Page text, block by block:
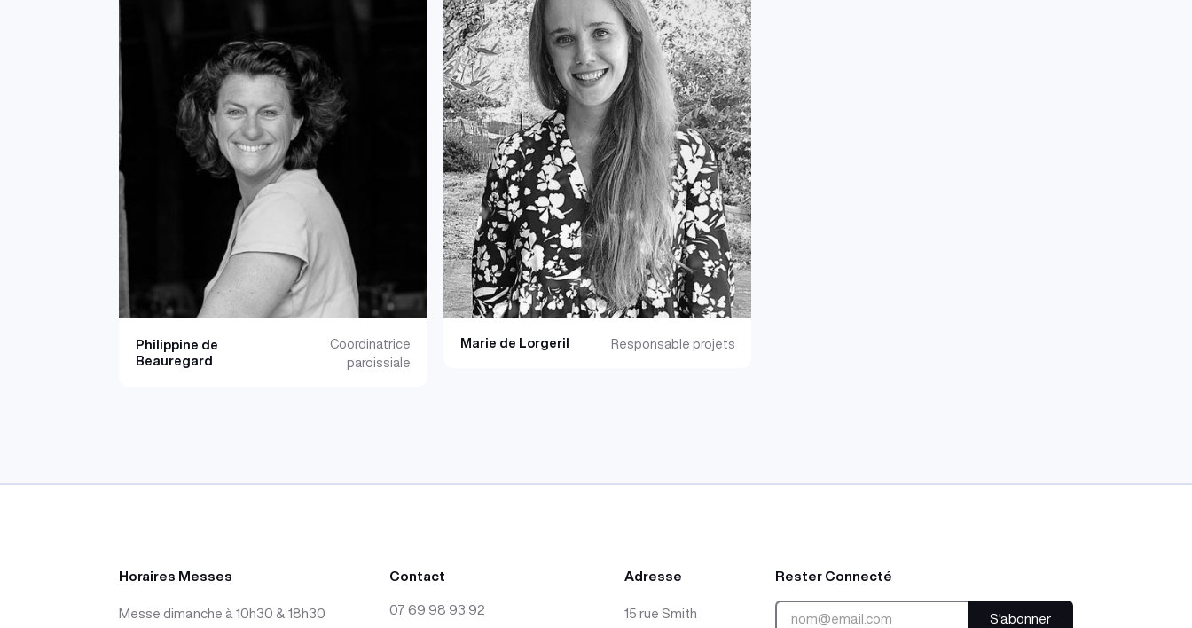
Philippine de
Beauregard
Coordinatrice
paroissiale
Marie de Lorgeril Responsable projets
Horaires Messes
Messe dimanche à 10h30 & 18h30
Contact
07 69 98 93 92
Adresse
15 rue Smith
Rester Connecté